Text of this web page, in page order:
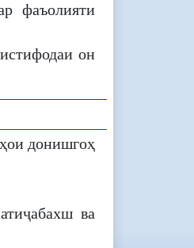
фаъолияти
он
донишгоҳ
ва